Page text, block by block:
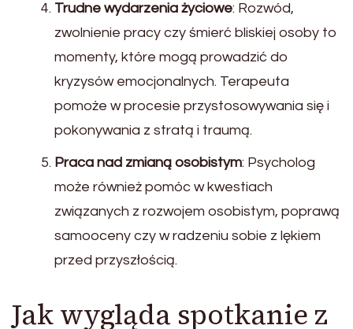
Trudne wydarzenia życiowe: Rozwód,
zwolnienie pracy czy śmierć bliskiej osoby to
momenty, które mogą prowadzić do
kryzysów emocjonalnych. Terapeuta
pomoże w procesie przystosowywania się i
pokonywania z stratą i traumą.
Praca nad zmianą osobistym: Psycholog
może również pomóc w kwestiach
związanych z rozwojem osobistym, poprawą
samooceny czy w radzeniu sobie z lękiem
przed przyszłością.
Jak wygląda spotkanie z